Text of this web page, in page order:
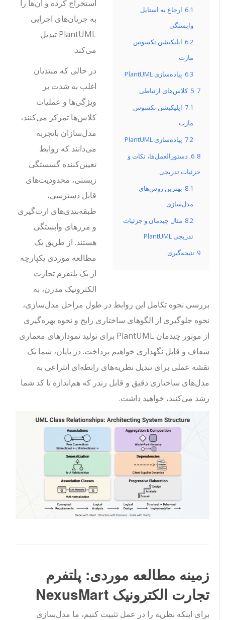
6.1 ارجاع به استایل
وابستگی
6.2 اپلیکیشن نکسوس
مارت
6.3 پیاده‌سازی PlantUML
5. کلاس‌های ارتباطی
7.1 اپلیکیشن نکسوس
مارت
7.2 پیاده‌سازی PlantUML
6. دستورالعمل‌ها، نکات و
جزئیات تدریجی
8.1 بهترین روش‌های
مدل‌سازی
8.2 مثال چیدمان و جزئیات
تدریجی PlantUML
نتیجه‌گیری
استخراج کرده و آن‌ها را
به جریان‌های اجرایی
PlantUML تبدیل
می‌کند.
در حالی که مبتدیان
اغلب به شدت بر
ویژگی‌ها و عملیات
کلاس‌ها تمرکز می‌کنند،
مدل‌سازان باتجربه
می‌دانند که روابط
تعیین‌کننده گسستگی
زیستی، محدودیت‌های
قابل دسترسی،
طبقه‌بندی‌های ارث‌گیری
و مرزهای وابستگی
هستند. از طریق یک
مطالعه موردی یکپارچه
از یک پلتفرم تجارت
الکترونیک مدرن، به
بررسی نحوه تکامل این روابط در طول مراحل مدل‌سازی،
نحوه جلوگیری از الگوهای ساختاری رایج و نحوه بهره‌گیری
از موتور چیدمان PlantUML برای تولید نمودارهای معماری
شفاف و قابل نگهداری خواهیم پرداخت. در پایان، شما یک
نقشه عملی برای تبدیل نظریه‌های رابطه‌ای انتزاعی به
مدل‌های ساختاری دقیق و قابل رندر که هم‌اندازه با کد شما
رشد می‌کنند، خواهید داشت.
زمینه مطالعه موردی: پلتفرم
تجارت الکترونیک NexusMart
برای اینکه نظریه را در عمل تثبیت کنیم، ما مدل‌سازی